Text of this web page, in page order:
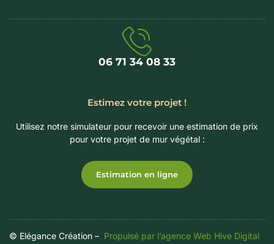
06 71 34 08 33‬
Estimez votre projet !
Utilisez notre simulateur pour recevoir une estimation de prix
pour votre projet de mur végétal :
Estimation en ligne
© Elégance Création – Propulsé par l’agence Web Hive Digital